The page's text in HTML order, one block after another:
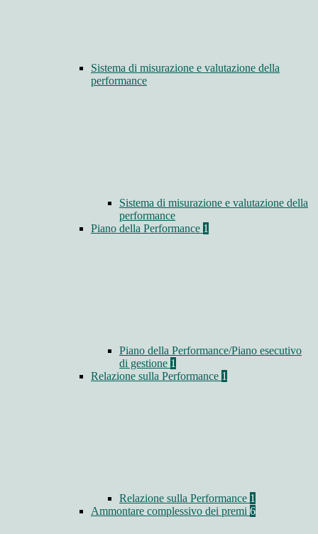
Sistema di misurazione e valutazione della
performance
Sistema di misurazione e valutazione della
performance
Piano della Performance 1
Piano della Performance/Piano esecutivo
di gestione 1
Relazione sulla Performance 1
Relazione sulla Performance 1
Ammontare complessivo dei premi 6